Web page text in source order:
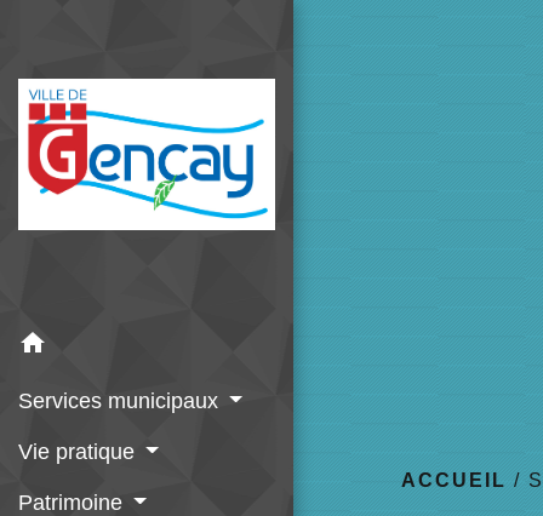
home
Services municipaux
Vie pratique
Patrimoine
ACCUEIL /